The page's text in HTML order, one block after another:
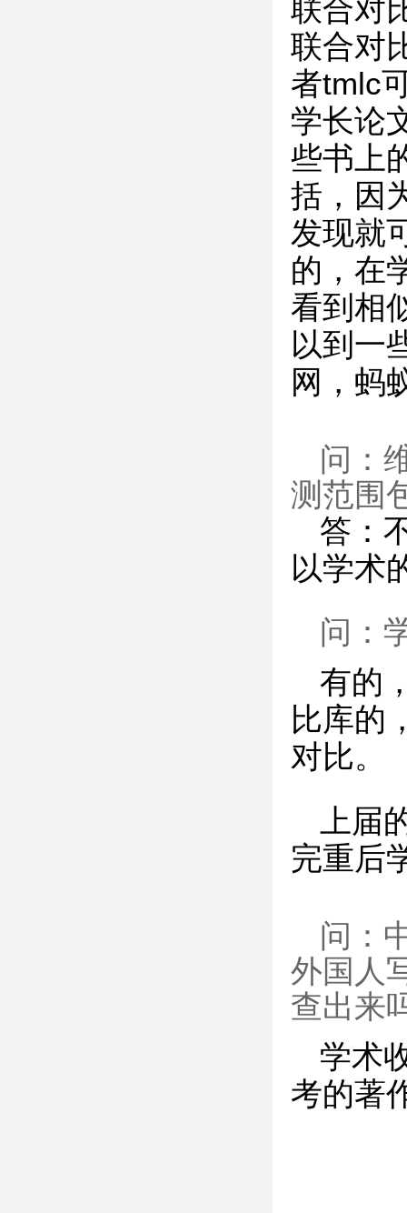
联合对
联合对
者tmlc
学长论
些书上
括，因
发现就
的，在
看到相
以到一
网，蚂
问：
测范围
答：
以学术
问：
有的
比库的
对比。
上届
完重后
问：
外国人
查出来
学术
考的著